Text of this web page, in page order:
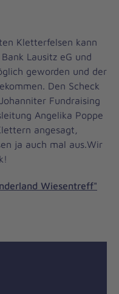
Kletterfelsen kann
Lausitz eG und
geworden und der
Den Scheck
Fundraising
Angelika Poppe
angesagt,
ja auch mal aus.Wir
Wiesentreff"